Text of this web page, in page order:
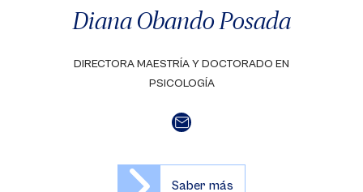
Diana Obando Posada
DIRECTORA MAESTRÍA Y DOCTORADO EN
PSICOLOGÍA
Saber más